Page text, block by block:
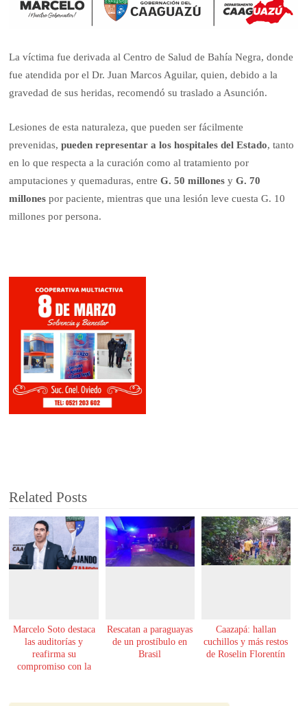
La víctima fue derivada al Centro de Salud de Bahía Negra, donde
fue atendida por el Dr. Juan Marcos Aguilar, quien, debido a la
gravedad de sus heridas, recomendó su traslado a Asunción.
Lesiones de esta naturaleza, que pueden ser fácilmente
prevenidas,pueden representar a los hospitales del Estado, tanto
en lo que respecta a la curación como al tratamiento por
amputaciones y quemaduras, entreG. 50 millones y G. 70
millones por paciente, mientras que una lesión leve cuesta G. 10
millones por persona.
Related Posts
Marcelo Soto destaca
las auditorías y
reafirma su
compromiso con la
Rescatan a paraguayas
de un prostíbulo en
Brasil
Caazapá: hallan
cuchillos y más restos
de Roselin Florentín